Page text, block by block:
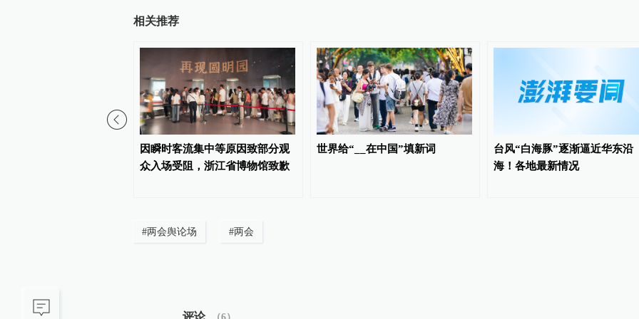
相关推荐
因瞬时客流集中等原因致部分观
众入场受阻，浙江省博物馆致歉
世界给“__在中国”填新词
台风“白海豚”逐渐逼近华东沿
海！各地最新情况
#两会舆论场 #两会
评论